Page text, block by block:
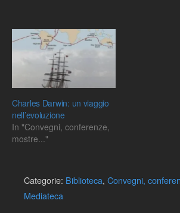
Charles Darwin: un viaggio
nell’evoluzione
In "Convegni, conferenze,
mostre..."
Categorie: Biblioteca, Convegni,
Mediateca